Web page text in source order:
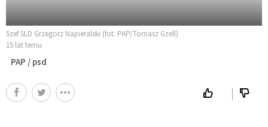
Szef SLD Grzegorz Napieralski (fot. PAP/Tomasz Gzell)
15 lat temu
PAP / psd